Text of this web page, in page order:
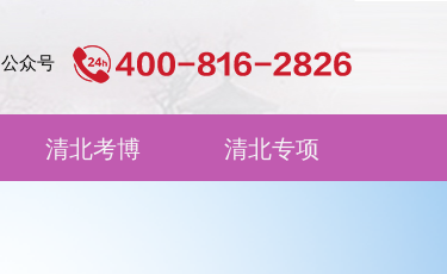
公众号
清北考博 清北专项